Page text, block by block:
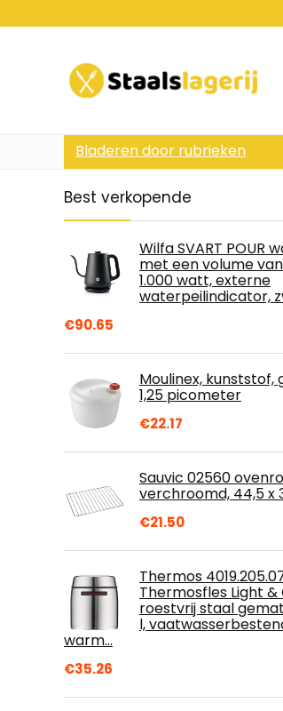
Bladeren door rubrieken
Best verkopende
Wilfa SVART POUR
met een volume
1.000 watt, externe
waterpeilindicator,
€90.65
Moulinex, kunststof,
1,25 picometer
€22.17
Sauvic 02560
verchroomd, 44,5 x
€21.50
Thermos
Thermosfles Light
roestvrij staal
l,
warm…
€35.26